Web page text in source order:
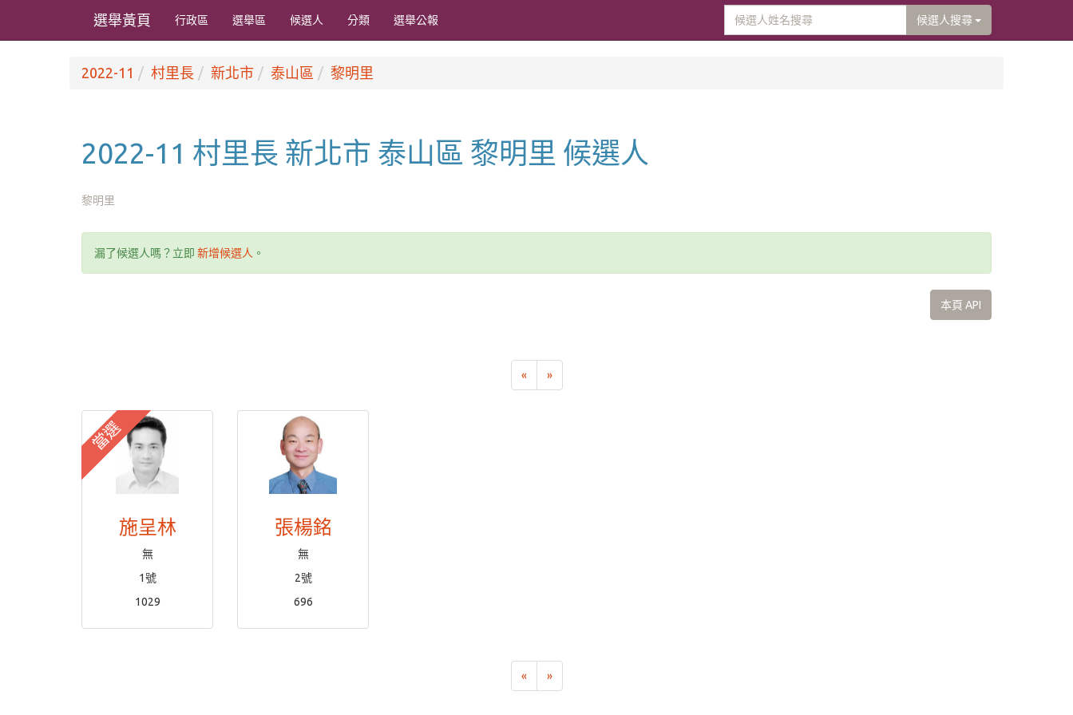
選舉黃頁 行政區 選舉區 候選人 分類 選舉公報 候選人搜尋
2022-11 村里長 新北市 泰山區 黎明里
2022-11 村里長 新北市 泰山區 黎明里 候選人
黎明里
漏了候選人嗎？立即 新增候選人 。
本頁 API
« »
當選
施呈林
無
1號
1029
張楊銘
無
2號
696
« »